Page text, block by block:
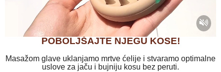
POBOLJŠAJTE NJEGU KOSE!
Masažom glave uklanjamo mrtve ćelije i stvaramo optimalne
uslove za jaču i bujniju kosu bez peruti.